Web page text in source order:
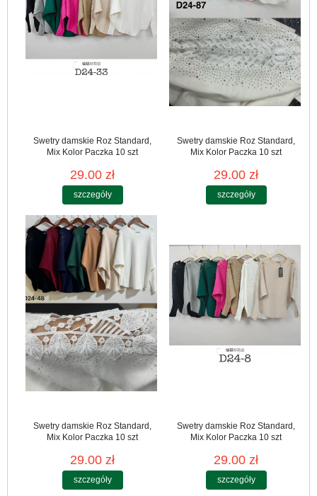
Swetry damskie Roz Standard,
Mix Kolor Paczka 10 szt
29.00 zł
szczegóły
Swetry damskie Roz Standard,
Mix Kolor Paczka 10 szt
29.00 zł
szczegóły
Swetry damskie Roz Standard,
Mix Kolor Paczka 10 szt
29.00 zł
szczegóły
Swetry damskie Roz Standard,
Mix Kolor Paczka 10 szt
29.00 zł
szczegóły